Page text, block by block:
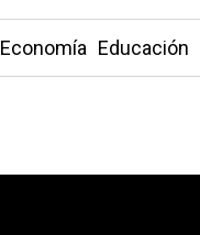
Economía Educación